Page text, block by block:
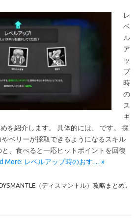
レ
ベ
ル
ア
ッ
プ
時
の
ス
キ
を紹介します。 具体的には、 です。 採
ベリーが採取できるようになるスキル
、食べると一応ヒットポイントを回復
More: レベルアップ時のおす… »
（ディスマントル）攻略まとめ ,